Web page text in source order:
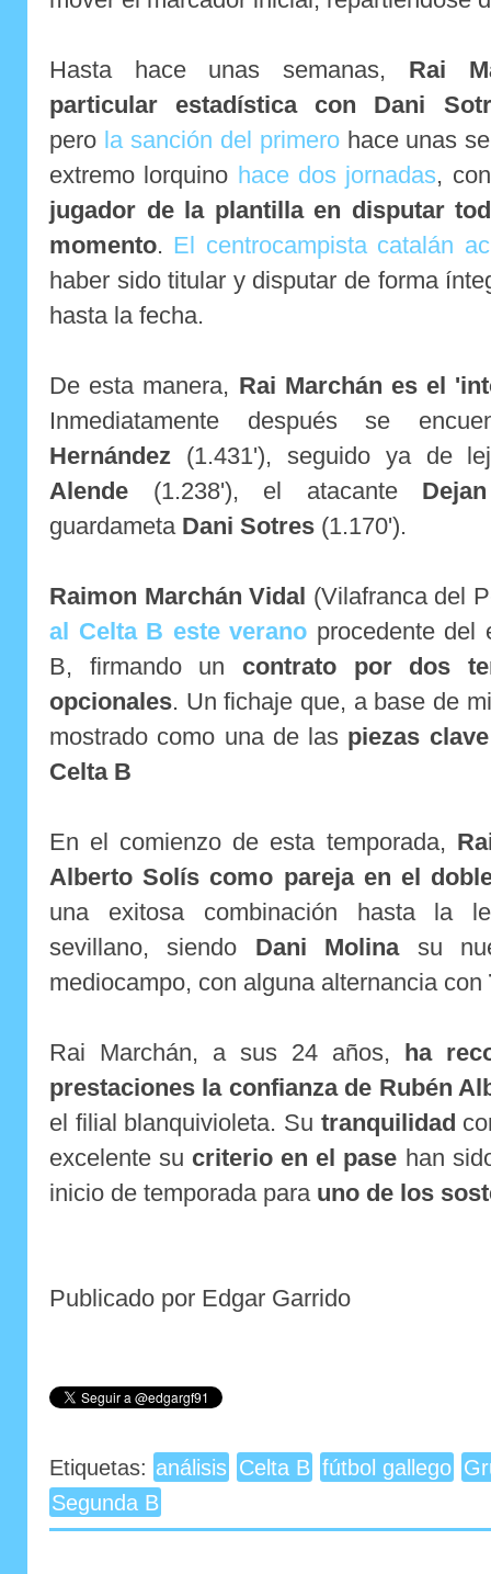
Hasta hace unas semanas, Rai
particular estadística con Dani
pero la sanción del primerohace unas
extremo lorquino hace dos jornadas,
jugador de la plantilla en disputar
momento. El centrocampista catalán
haber sido titular y disputar de forma
hasta la fecha.
De esta manera, Rai Marchán es el
Inmediatamente después se
Hernández (1.431'), seguido ya de
Alende (1.238'), el atacante
guardameta Dani Sotres (1.170').
Raimon Marchán Vidal (Vilafranca del
al Celta B este verano procedente del
B, firmando un contrato por dos
opcionales. Un fichaje que, a base de
mostrado como una de las piezas
Celta B
En el comienzo de esta temporada,
Alberto Solís como pareja en el
una exitosa combinación hasta la
sevillano, siendo Dani Molinasu
mediocampo, con alguna alternancia con
Rai Marchán, a sus 24 años,
ha
prestaciones la confianza de Rubén
el filial blanquivioleta. Su tranquilidad
excelente su criterio en el pase han
inicio de temporada para uno de los
Publicado por Edgar Garrido
Etiquetas: análisis Celta B fútbol gallego
Segunda B